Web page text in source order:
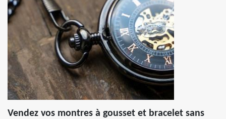
Vendez vos montres à gousset et bracelet sans